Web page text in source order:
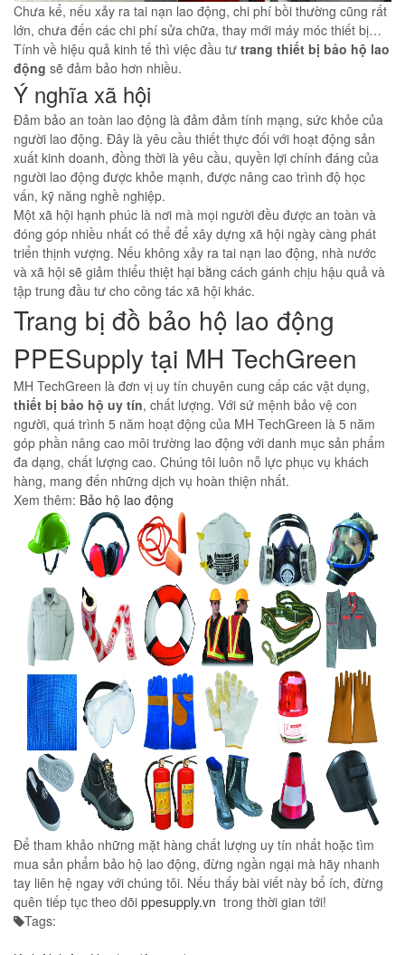
Chưa kể, nếu xảy ra tai nạn lao động, chi phí bồi thường cũng rất
lớn, chưa đến các chi phí sửa chữa, thay mới máy móc thiết bị…
Tính về hiệu quả kinh tế thì việc đầu tư trang thiết bị bảo hộ lao
động sẽ đảm bảo hơn nhiều.
Ý nghĩa xã hội
Đảm bảo an toàn lao động là đảm đảm tính mạng, sức khỏe của
người lao động. Đây là yêu cầu thiết thực đối với hoạt động sản
xuất kinh doanh, đồng thời là yêu cầu, quyền lợi chính đáng của
người lao động được khỏe mạnh, được nâng cao trình độ học
vấn, kỹ năng nghề nghiệp.
Một xã hội hạnh phúc là nơi mà mọi người đều được an toàn và
đóng góp nhiều nhất có thể để xây dựng xã hội ngày càng phát
triển thịnh vượng. Nếu không xảy ra tai nạn lao động, nhà nước
và xã hội sẽ giảm thiểu thiệt hại bằng cách gánh chịu hậu quả và
tập trung đầu tư cho công tác xã hội khác.
Trang bị đồ bảo hộ lao động
PPESupply tại MH TechGreen
MH TechGreen là đơn vị uy tín chuyên cung cấp các vật dụng,
thiết bị bảo hộ uy tín, chất lượng. Với sứ mệnh bảo vệ con
người, quá trình 5 năm hoạt động của MH TechGreen là 5 năm
góp phần nâng cao môi trường lao động với danh mục sản phẩm
đa dạng, chất lượng cao. Chúng tôi luôn nỗ lực phục vụ khách
hàng, mang đến những dịch vụ hoàn thiện nhất.
Xem thêm: Bảo hộ lao động
Để tham khảo những mặt hàng chất lượng uy tín nhất hoặc tìm
mua sản phẩm bảo hộ lao động, đừng ngần ngại mà hãy nhanh
tay liên hệ ngay với chúng tôi. Nếu thấy bài viết này bổ ích, đừng
quên tiếp tục theo dõi ppesupply.vn trong thời gian tới!
Tags: